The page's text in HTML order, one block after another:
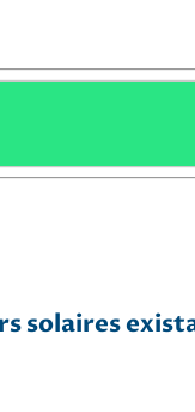
solaires